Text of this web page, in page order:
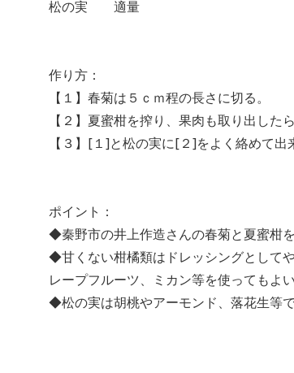
松の実 適量
作り方：
【１】春菊は５ｃｍ程の長さに切る。
【２】夏蜜柑を搾り、果肉も取り出し
【３】[１]と松の実に[２]をよく絡めて出
ポイント：
◆秦野市の井上作造さんの春菊と夏蜜柑を
◆甘くない柑橘類はドレッシングとして
レープフルーツ、ミカン等を使ってもよい
◆松の実は胡桃やアーモンド、落花生等